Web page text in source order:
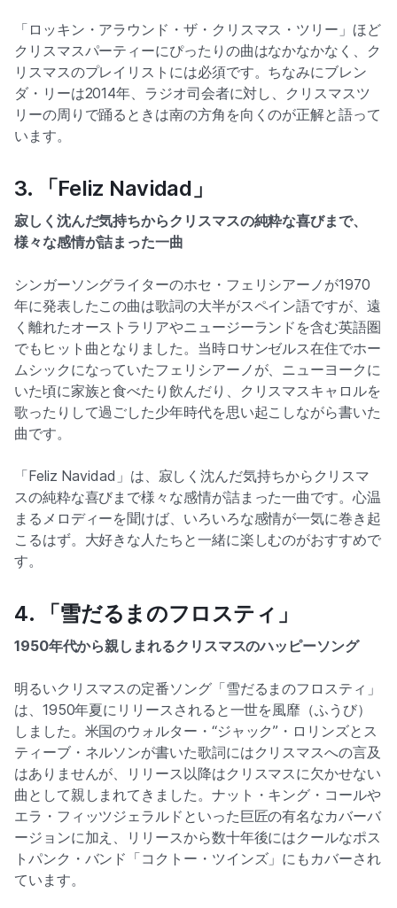
「ロッキン・アラウンド・ザ・クリスマス・ツリー」ほど
クリスマスパーティーにぴったりの曲はなかなかなく、ク
リスマスのプレイリストには必須です。ちなみにブレン
ダ・リーは2014年、ラジオ司会者に対し、クリスマスツ
リーの周りで踊るときは南の方角を向くのが正解と語って
います。
3. 「Feliz Navidad」
寂しく沈んだ気持ちからクリスマスの純粋な喜びまで、
様々な感情が詰まった一曲
シンガーソングライターのホセ・フェリシアーノが1970
年に発表したこの曲は歌詞の大半がスペイン語ですが、遠
く離れたオーストラリアやニュージーランドを含む英語圏
でもヒット曲となりました。当時ロサンゼルス在住でホー
ムシックになっていたフェリシアーノが、ニューヨークに
いた頃に家族と食べたり飲んだり、クリスマスキャロルを
歌ったりして過ごした少年時代を思い起こしながら書いた
曲です。
「Feliz Navidad」は、寂しく沈んだ気持ちからクリスマ
スの純粋な喜びまで様々な感情が詰まった一曲です。心温
まるメロディーを聞けば、いろいろな感情が一気に巻き起
こるはず。大好きな人たちと一緒に楽しむのがおすすめで
す。
4. 「雪だるまのフロスティ」
1950年代から親しまれるクリスマスのハッピーソング
明るいクリスマスの定番ソング「雪だるまのフロスティ」
は、1950年夏にリリースされると一世を風靡（ふうび）
しました。米国のウォルター・“ジャック”・ロリンズとス
ティーブ・ネルソンが書いた歌詞にはクリスマスへの言及
はありませんが、リリース以降はクリスマスに欠かせない
曲として親しまれてきました。ナット・キング・コールや
エラ・フィッツジェラルドといった巨匠の有名なカバーバ
ージョンに加え、リリースから数十年後にはクールなポス
トパンク・バンド「コクトー・ツインズ」にもカバーされ
ています。